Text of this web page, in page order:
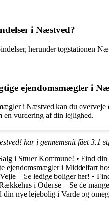
i Næstved?
herunder togstationen
ejendomsmægler i
i Næstved kan du overveje
en vurdering af din lejlighed.
har i gennemsnit fået3.1
i Struer Kommune! • Find din
ejendomsmægler i Middelfart
– Se ledige boliger her! •
i Odense – Se de
din nye lejebolig i Varde og